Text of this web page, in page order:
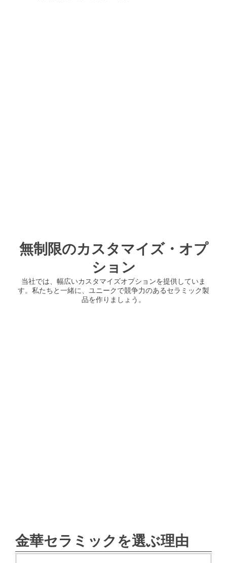
無制限のカスタマイズ・オプ
ション
当社では、幅広いカスタマイズオプションを提供していま
す。私たちと一緒に、ユニークで競争力のあるセラミック製
品を作りましょう。
金華セラミックを選ぶ理由